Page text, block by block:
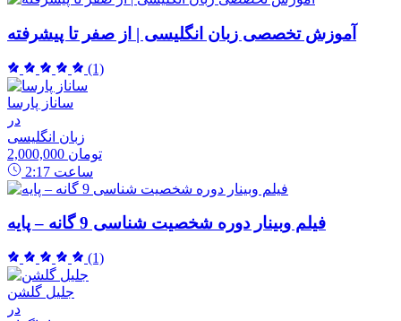
آموزش تخصصی زبان انگلیسی | از صفر تا پیشرفته
(1)
ساناز پارسا
در
زبان انگلیسی
2,000,000 تومان
2:17 ساعت
فیلم وبینار دوره شخصیت شناسی 9 گانه – پایه
(1)
جلیل گلشن
در